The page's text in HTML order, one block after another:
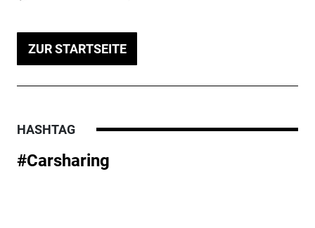
ZUR STARTSEITE
HASHTAG
#Carsharing